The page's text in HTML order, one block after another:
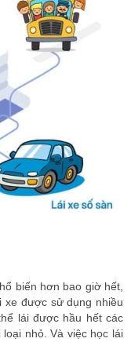
biến hơn bao giờ hết,
xe được sử dụng nhiều
lái được hầu hết các
nhỏ. Và việc học lái